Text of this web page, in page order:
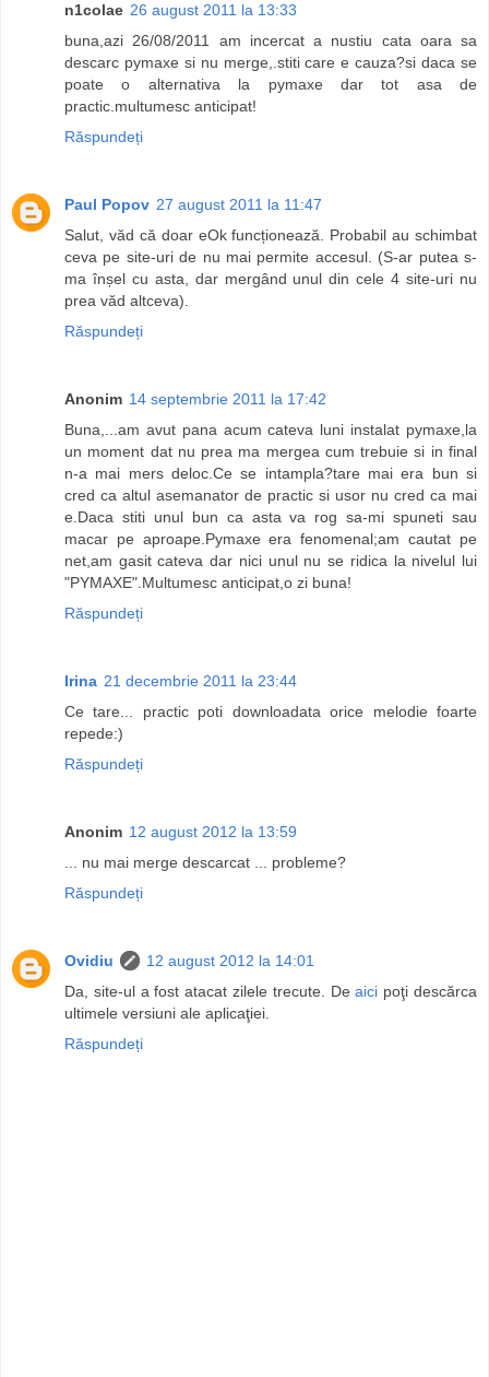
n1colae 26 august 2011 la 13:33
buna,azi 26/08/2011 am incercat a nustiu cata oara sa
descarc pymaxe si nu merge,.stiti care e cauza?si daca se
poate o alternativa la pymaxe dar tot asa de
practic.multumesc anticipat!
Răspundeți
Paul Popov 27 august 2011 la 11:47
Salut, văd că doar eOk funcționează. Probabil au schimbat
ceva pe site-uri de nu mai permite accesul. (S-ar putea s-
ma înșel cu asta, dar mergând unul din cele 4 site-uri nu
prea văd altceva).
Răspundeți
Anonim 14 septembrie 2011 la 17:42
Buna,...am avut pana acum cateva luni instalat pymaxe,la
un moment dat nu prea ma mergea cum trebuie si in final
n-a mai mers deloc.Ce se intampla?tare mai era bun si
cred ca altul asemanator de practic si usor nu cred ca mai
e.Daca stiti unul bun ca asta va rog sa-mi spuneti sau
macar pe aproape.Pymaxe era fenomenal;am cautat pe
net,am gasit cateva dar nici unul nu se ridica la nivelul lui
"PYMAXE".Multumesc anticipat,o zi buna!
Răspundeți
Irina 21 decembrie 2011 la 23:44
Ce tare... practic poti downloadata orice melodie foarte
repede:)
Răspundeți
Anonim 12 august 2012 la 13:59
... nu mai merge descarcat ... probleme?
Răspundeți
Ovidiu
12 august 2012 la 14:01
Da, site-ul a fost atacat zilele trecute. Deaici poţi descărca
ultimele versiuni ale aplicaţiei.
Răspundeți